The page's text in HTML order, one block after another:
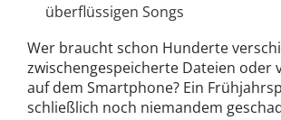
überflüssigen Songs
Wer braucht schon Hunderte
zwischengespeicherte Dateien oder
auf dem Smartphone? Ein
schließlich noch niemandem